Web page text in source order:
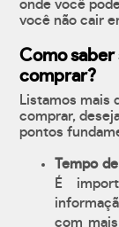
onde você
você não cair
Como
comprar?
Listamos mais
comprar,
pontos
Tempo
É
com